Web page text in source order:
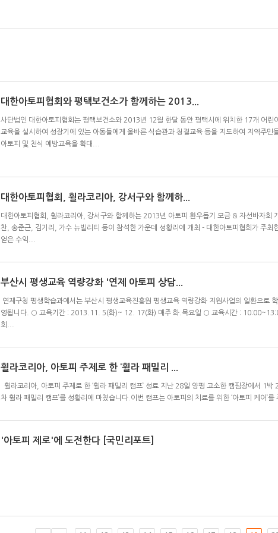
대한아토피협회와 평택보건소가 함께하는 2013...
사단법인 대한아토피협회는 평택보건소와 2013년 12월 한달 동안 평택시에 위치한 17개 어
교육을 실시하여 성장기에 있는 아동들에게 올바른 식습관과 청결교육 등을 지도하여 지역주
아토피 및 천식 예방교육을 확대...
대한아토피협회, 휠라코리아, 강서구와 함께하...
대한아토피협회, 휠라코리아, 강서구와 함께하는 2013년 아토피 환우돕기 모금 & 자선바자
찬, 송준근, 김기리, 가수 뉴빌리티 등이 참석한 가운데 성황리에 개최 - 대한아토피협회가 주최
얻은 수익...
부산시 평생교육 역량강화 '연제 아토피 상담...
연제구청 평생학습과에서는 부산시 평생교육진흥원 평생교육 역량강화 지원사업의 일환으로
영됩니다. ○ 교육기간 : 2013.11. 5(화)~ 12. 17(화) 매주 화.목요일 ○ 교육시간 :
회...
휠라코리아, 아토피 주제로 한 ‘휠라 패밀리 ...
휠라코리아, 아토피 주제로 한 ‘휠라 패밀리 캠프’ 성료 지난 28일 양평 고소한 캠핌장에서 1
차 휠라 패밀리 캠프’를 성황리에 마쳤습니다.이번 캠프는 아토피의 치료를 위한 ‘아토피 케어’
'아토피 제로'에 도전한다 [국민리포트]